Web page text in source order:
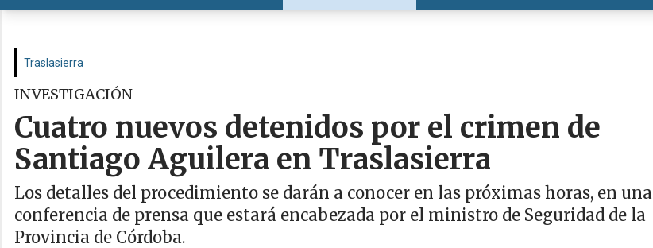
Traslasierra
INVESTIGACIÓN
Cuatro nuevos detenidos por el crimen de
Santiago Aguilera en Traslasierra
Los detalles del procedimiento se darán a conocer en las próximas horas, en una
conferencia de prensa que estará encabezada por el ministro de Seguridad de la
Provincia de Córdoba.